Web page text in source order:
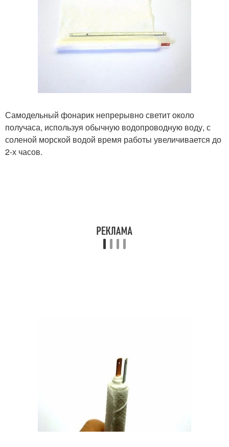
Самодельный фонарик непрерывно светит около
получаса, используя обычную водопроводную воду, с
соленой морской водой время работы увеличивается до
2-х часов.